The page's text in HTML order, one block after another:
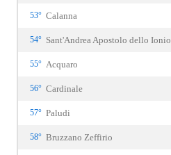
53° Calanna
54° Sant'Andrea Apostolo dello Ionio
55° Acquaro
56° Cardinale
57° Paludi
58° Bruzzano Zeffirio